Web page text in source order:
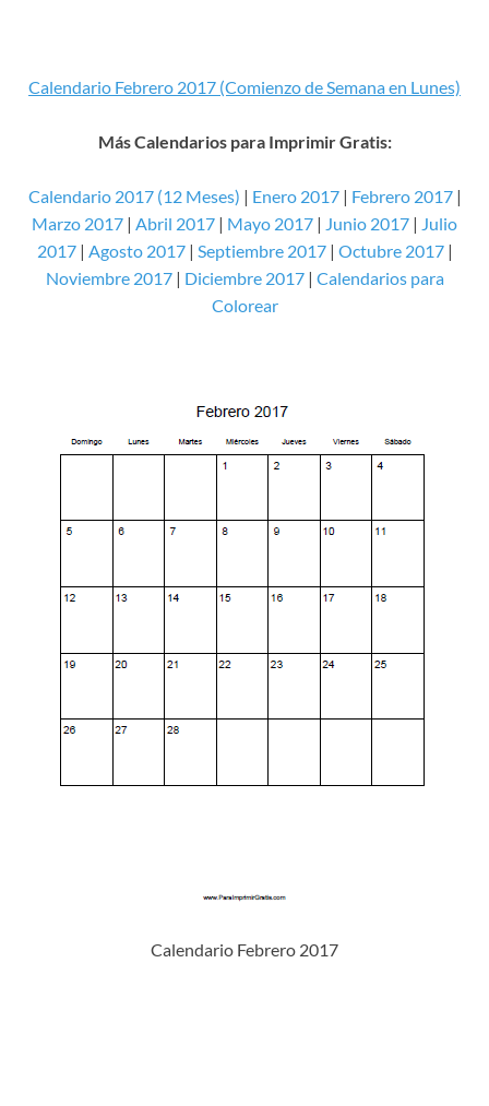
Calendario Febrero 2017 (Comienzo de Semana en Lunes)
Más Calendarios para Imprimir Gratis:
Calendario 2017 (12 Meses) | Enero 2017| Febrero 2017|
Marzo 2017 | Abril 2017 | Mayo 2017 | Junio 2017 | Julio
2017| Agosto 2017| Septiembre 2017| Octubre 2017|
Noviembre 2017| Diciembre 2017| Calendarios para
Colorear
Calendario Febrero 2017